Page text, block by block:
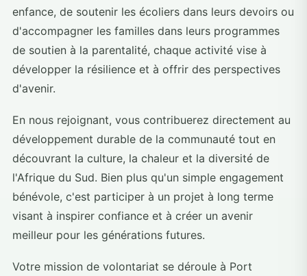
enfance, de soutenir les écoliers dans leurs devoirs ou
d'accompagner les familles dans leurs programmes
de soutien à la parentalité, chaque activité vise à
développer la résilience et à offrir des perspectives
d'avenir.
En nous rejoignant, vous contribuerez directement au
développement durable de la communauté tout en
découvrant la culture, la chaleur et la diversité de
l'Afrique du Sud. Bien plus qu'un simple engagement
bénévole, c'est participer à un projet à long terme
visant à inspirer confiance et à créer un avenir
meilleur pour les générations futures.
Votre mission de volontariat se déroule à Port